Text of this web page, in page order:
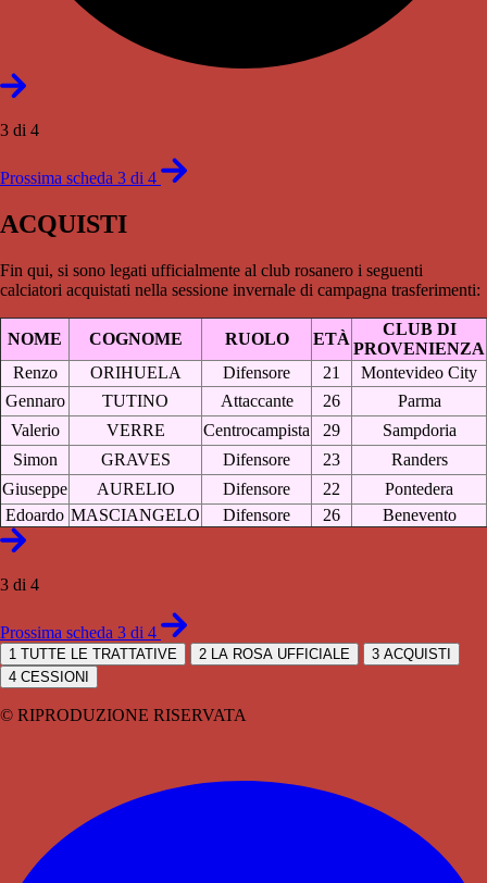
3 di 4
Prossima scheda 3 di 4
ACQUISTI
Fin qui, si sono legati ufficialmente al club rosanero i seguenti
calciatori acquistati nella sessione invernale di campagna trasferimenti:
NOME COGNOME RUOLO ETÀ
CLUB DI
PROVENIENZA
Renzo
ORIHUELA Difensore 21
Montevideo City
Gennaro
TUTINO Attaccante 26
Parma
Valerio
VERRE Centrocampista 29
Sampdoria
Simon
GRAVES Difensore 23
Randers
Giuseppe
AURELIO Difensore 22
Pontedera
Edoardo MASCIANGELO Difensore 26 Benevento
3 di 4
Prossima scheda 3 di 4
1 TUTTE LE TRATTATIVE 2 LA ROSA UFFICIALE 3 ACQUISTI
4 CESSIONI
© RIPRODUZIONE RISERVATA